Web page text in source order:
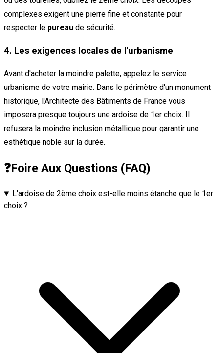
complexes exigent une pierre fine et constante pour
respecter le pureau de sécurité.
4. Les exigences locales de l'urbanisme
Avant d'acheter la moindre palette, appelez le service
urbanisme de votre mairie. Dans le périmètre d'un monument
historique, l'Architecte des Bâtiments de France vous
imposera presque toujours une ardoise de 1er choix. Il
refusera la moindre inclusion métallique pour garantir une
esthétique noble sur la durée.
❓Foire Aux Questions (FAQ)
L'ardoise de 2ème choix est-elle moins étanche que le 1er
choix ?